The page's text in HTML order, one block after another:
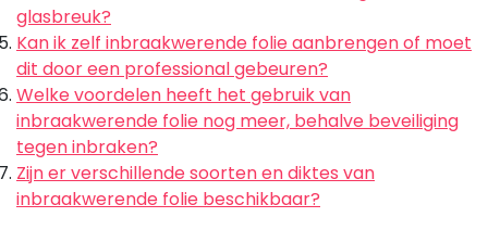
glasbreuk?
Kan ik zelf inbraakwerende folie aanbrengen of moet
dit door een professional gebeuren?
Welke voordelen heeft het gebruik van
inbraakwerende folie nog meer, behalve beveiliging
tegen inbraken?
Zijn er verschillende soorten en diktes van
inbraakwerende folie beschikbaar?